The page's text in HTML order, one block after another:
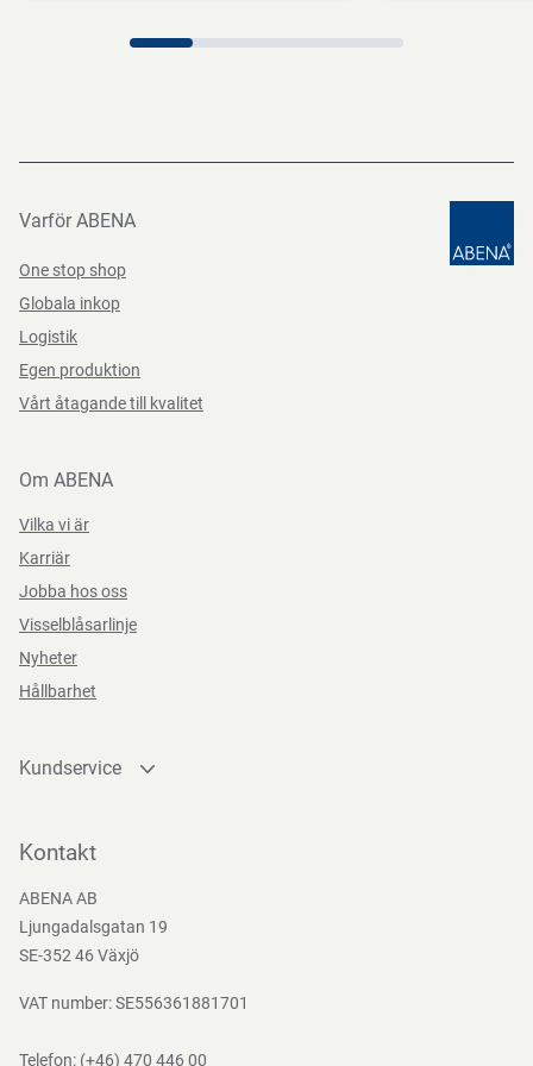
(EG) nr 10/2011, (EG) nr 1935/2004, (EG) Nr. 2023/2006,
25/05/2020
Varför ABENA
One stop shop
Globala inkop
Logistik
Egen produktion
Vårt åtagande till kvalitet
Om ABENA
Vilka vi är
Karriär
Jobba hos oss
Visselblåsarlinje
Nyheter
Hållbarhet
Kundservice
Bli kund
Nedladdningar
Kontakt
ABENA AB
Ljungadalsgatan 19
SE-352 46 Växjö
VAT number: SE556361881701
Telefon: (+46) 470 446 00